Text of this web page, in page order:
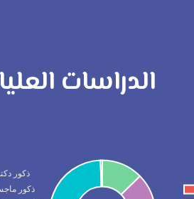
الدراسات العليا